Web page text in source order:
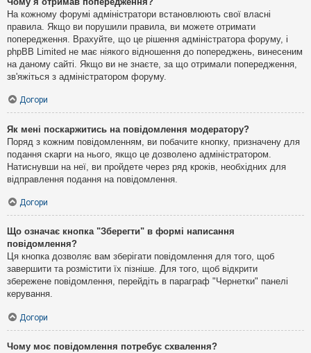
На кожному форумі адміністратори встановлюють свої власні
правила. Якщо ви порушили правила, ви можете отримати
попередження. Врахуйте, що це рішення адміністратора форуму, і
phpBB Limited не має ніякого відношення до попереджень, винесеним
на даному сайті. Якщо ви не знаєте, за що отримали попередження,
зв'яжіться з адміністратором форуму.
Догори
Як мені поскаржитись на повідомлення модератору?
Поряд з кожним повідомленням, ви побачите кнопку, призначену для
подання скарги на нього, якщо це дозволено адміністратором.
Натиснувши на неї, ви пройдете через ряд кроків, необхідних для
відправлення подання на повідомлення.
Догори
Що означає кнопка "Зберегти" в формі написання
повідомлення?
Ця кнопка дозволяє вам зберігати повідомлення для того, щоб
завершити та розмістити їх пізніше. Для того, щоб відкрити
збережене повідомлення, перейдіть в параграф "Чернетки" панелі
керування.
Догори
Чому моє повідомлення потребує схвалення?